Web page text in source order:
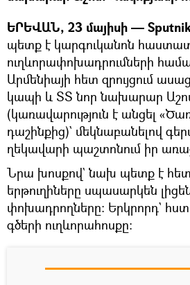
ԵՐԵՎԱՆ, 23 մայիսի —
պետք է կարգուկանոն
ուղևորափոխադրումների
Արմենիայի հետ զրույցում
կապի և ՏՏ նոր նախարար
(կառավարություն է անցել
դաշինքից)` մեկնաբանելով
ղեկավարի պաշտոնում իր
Նրա խոսքով` նախ պետք է
երթուղիները սպասարկեն
փոխադրողները։ Երկրորդ`
գծերի ուղևորահոսքը։